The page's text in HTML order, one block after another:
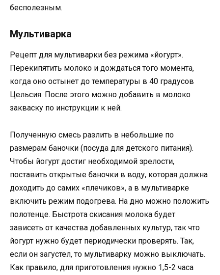
бесполезным.
Мультиварка
Рецепт для мультиварки без режима «йогурт».
Перекипятить молоко и дождаться того момента,
когда оно остынет до температуры в 40 градусов
Цельсия. После этого можно добавить в молоко
закваску по инструкции к ней.
Полученную смесь разлить в небольшие по
размерам баночки (посуда для детского питания).
Чтобы йогурт достиг необходимой зрелости,
поставить открытые баночки в воду, которая должна
доходить до самих «плечиков», а в мультиварке
включить режим подогрева. На дно можно положить
полотенце. Быстрота скисания молока будет
зависеть от качества добавленных культур, так что
йогурт нужно будет периодически проверять. Так,
если он загустел, то мультиварку можно выключать.
Как правило, для приготовления нужно 1,5-2 часа